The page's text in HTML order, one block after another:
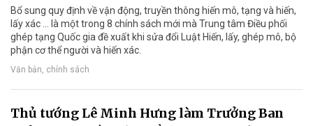
Bổ sung quy định về vận động, truyền thông hiến mô, tạng và hiến,
lấy xác ... là một trong 8 chính sách mới mà Trung tâm Điều phối
ghép tạng Quốc gia đề xuất khi sửa đổi Luật Hiến, lấy, ghép mô, bộ
phận cơ thể người và hiến xác.
Văn bản, chính sách
Thủ tướng Lê Minh Hưng làm Trưởng Ban